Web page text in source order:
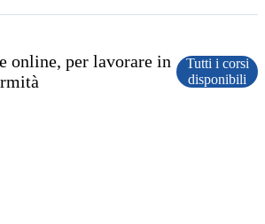
online, per lavorare in
Tutti i corsi
disponibili